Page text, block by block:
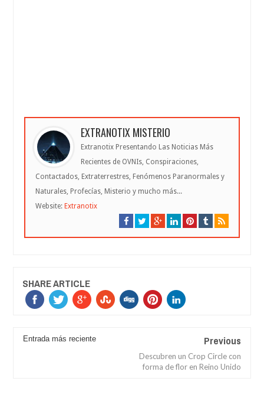
EXTRANOTIX MISTERIO
Extranotix Presentando Las Noticias Más
Recientes de OVNIs, Conspiraciones,
Contactados, Extraterrestres, Fenómenos Paranormales y
Naturales, Profecías, Misterio y mucho más...
Website: Extranotix
SHARE ARTICLE
Entrada más reciente Previous
Descubren un Crop Circle con
forma de flor en Reino Unido